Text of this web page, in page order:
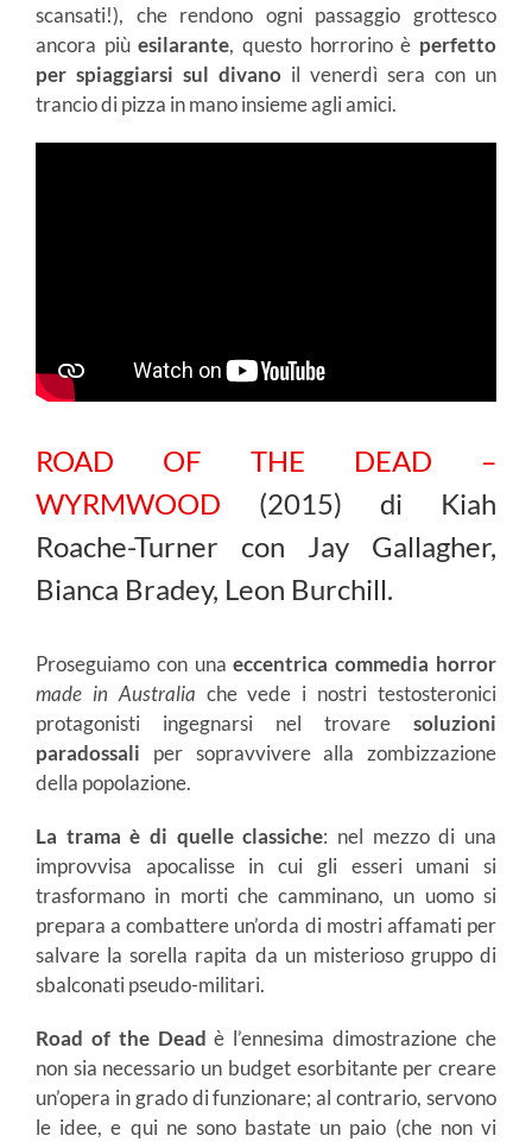
scansati!), che rendono ogni passaggio grottesco
ancora piùesilarante, questo horrorino è perfetto
per spiaggiarsi sul divano il venerdì sera con un
trancio di pizza in mano insieme agli amici.
ROAD OF THE DEAD –
WYRMWOOD (2015) di Kiah
Roache-Turner con Jay Gallagher,
Bianca Bradey, Leon Burchill.
Proseguiamo con unaeccentrica commedia horror
made in Australia che vede i nostri testosteronici
protagonisti ingegnarsi nel trovare soluzioni
paradossali per sopravvivere alla zombizzazione
della popolazione.
La trama è di quelle classiche: nel mezzo di una
improvvisa apocalisse in cui gli esseri umani si
trasformano in morti che camminano, un uomo si
prepara a combattere un’orda di mostri affamati per
salvare la sorella rapita da un misterioso gruppo di
sbalconati pseudo-militari.
Road of the Dead è l’ennesima dimostrazione che
non sia necessario un budget esorbitante per creare
un’opera in grado di funzionare; al contrario, servono
le idee, e qui ne sono bastate un paio (che non vi